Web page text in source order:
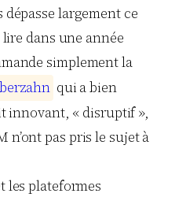
largement ce
lire dans une année
simplement la
berzahn qui a bien
innovant, « disruptif »,
n’ont pas pris le sujet à
les plateformes